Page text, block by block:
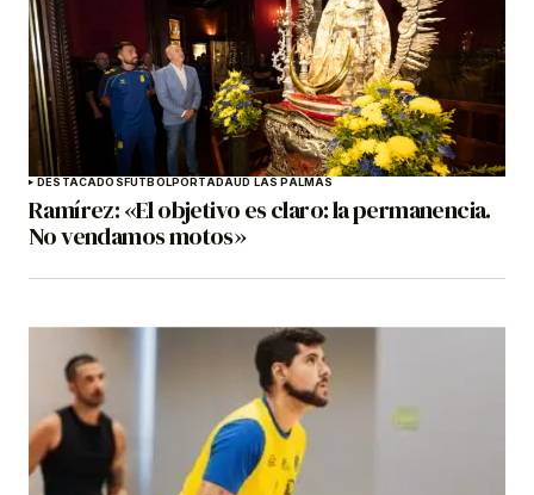
DESTACADOSFÚTBOLPORTADAUD LAS PALMAS
Ramírez: «El objetivo es claro: la permanencia.
No vendamos motos»